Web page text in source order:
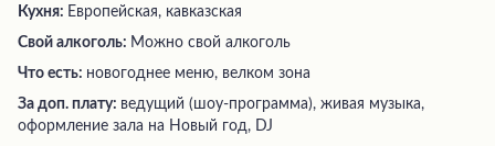
Кухня: Европейская, кавказская
Свой алкоголь: Можно свой алкоголь
Что есть: новогоднее меню, велком зона
За доп. плату: ведущий (шоу-программа), живая музыка,
оформление зала на Новый год, DJ